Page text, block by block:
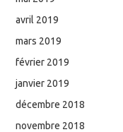
avril 2019
mars 2019
février 2019
janvier 2019
décembre 2018
novembre 2018